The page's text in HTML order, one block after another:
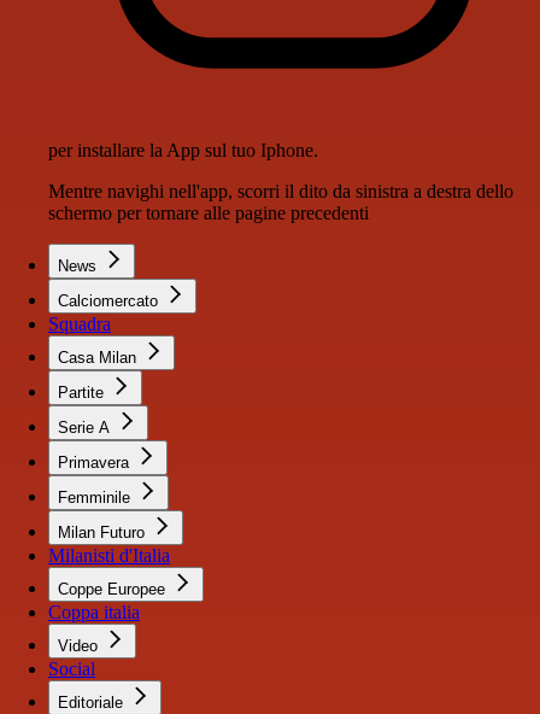
per installare la App sul tuo Iphone.
Mentre navighi nell'app, scorri il dito da sinistra a destra dello
schermo per tornare alle pagine precedenti
News
Calciomercato
Squadra
Casa Milan
Partite
Serie A
Primavera
Femminile
Milan Futuro
Milanisti d'Italia
Coppe Europee
Coppa italia
Video
Social
Editoriale